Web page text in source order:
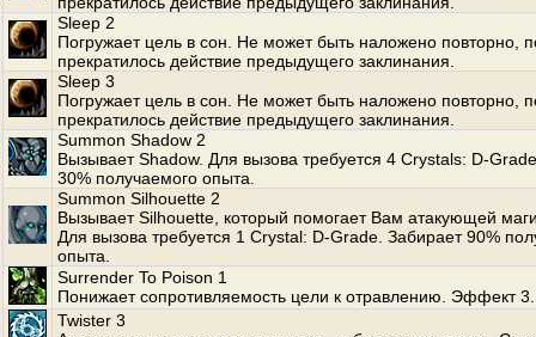
Sleep 2
Погружает цель в сон. Не может быть наложено повторно,
прекратилось действие предыдущего заклинания.
Sleep 3
Погружает цель в сон. Не может быть наложено повторно,
прекратилось действие предыдущего заклинания.
Summon Shadow 2
Вызывает Shadow. Для вызова требуется 4 Crystals: D-
30% получаемого опыта.
Summon Silhouette 2
Вызывает Silhouette, который помогает Вам атакующей
Для вызова требуется 1 Crystal: D-Grade. Забирает 90%
опыта.
Surrender To Poison 1
Понижает сопротивляемость цели к отравлению. Эффект 3.
Twister 3